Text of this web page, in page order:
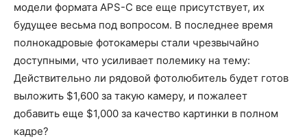
модели формата APS-C все еще присутствует, их
будущее весьма под вопросом. В последнее время
полнокадровые фотокамеры стали чрезвычайно
доступными, что усиливает полемику на тему:
Действительно ли рядовой фотолюбитель будет готов
выложить $1,600 за такую камеру, и пожалеет
добавить еще $1,000 за качество картинки в полном
кадре?